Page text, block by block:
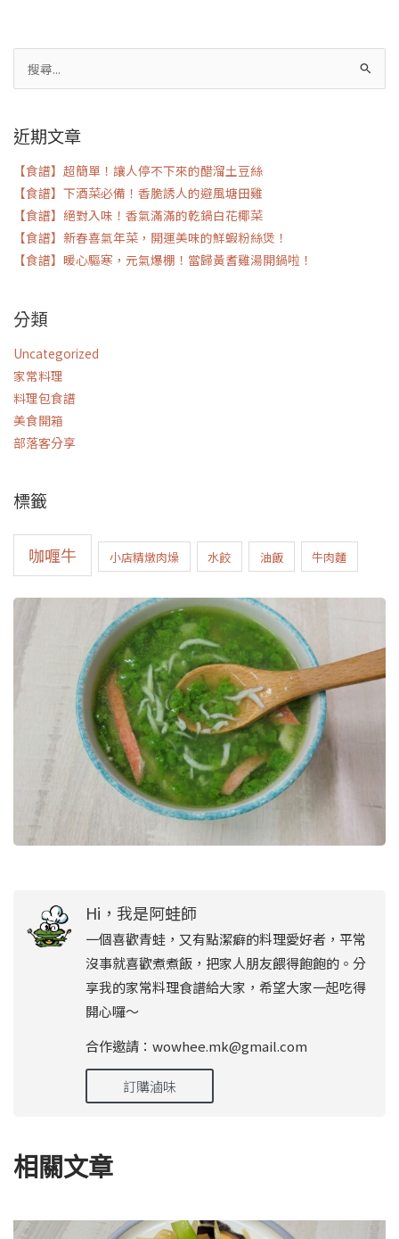
尋
鍵
近期文章
【食譜】超簡單！讓人停不下來的醋溜土豆絲
【食譜】下酒菜必備！香脆誘人的避風塘田雞
【食譜】絕對入味！香氣滿滿的乾鍋白花椰菜
【食譜】新春喜氣年菜，開運美味的鮮蝦粉絲煲！
【食譜】暖心驅寒，元氣爆棚！當歸黃耆雞湯開鍋啦！
分類
Uncategorized
家常料理
料理包食譜
美食開箱
部落客分享
標籤
咖喱牛 小店精燉肉燥 水餃 油飯 牛肉麵
Hi，我是阿蛙師
一個喜歡青蛙，又有點潔癖的料理愛好者，平常
沒事就喜歡煮煮飯，把家人朋友餵得飽飽的。分
享我的家常料理食譜給大家，希望大家一起吃得
開心囉～
合作邀請：wowhee.mk@gmail.com
訂購滷味
相關文章